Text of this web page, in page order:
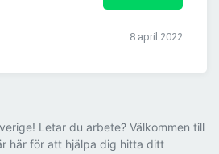
8 april 2022
Letar du arbete? Välkommen till
här för att hjälpa dig hitta ditt